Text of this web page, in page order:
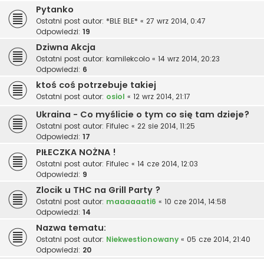
Pytanko
Ostatni post autor: *BLE BLE* « 27 wrz 2014, 0:47
Odpowiedzi: 19
Dziwna Akcja
Ostatni post autor: kamilekcolo « 14 wrz 2014, 20:23
Odpowiedzi: 6
ktoś coś potrzebuje takiej
Ostatni post autor: osiol « 12 wrz 2014, 21:17
Ukraina - Co myślicie o tym co się tam dzieje?
Ostatni post autor: Fifulec « 22 sie 2014, 11:25
Odpowiedzi: 17
PIŁECZKA NOŻNA !
Ostatni post autor: Fifulec « 14 cze 2014, 12:03
Odpowiedzi: 9
Zlocik u THC na Grill Party ?
Ostatni post autor: maaaaaati6 « 10 cze 2014, 14:58
Odpowiedzi: 14
Nazwa tematu:
Ostatni post autor: Niekwestionowany « 05 cze 2014, 21:40
Odpowiedzi: 20